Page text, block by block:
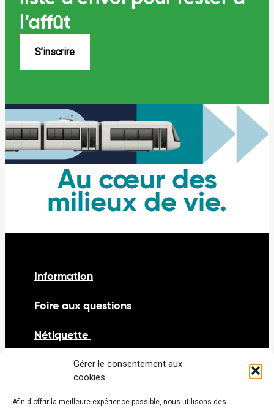
Gérer le consentement aux
cookies
Afin d'offrir la meilleure expérience possible, nous utilisons des
l’affût
S’inscrire
Au cœur des
milieux de vie.
Information
Foire aux questions
Nétiquette
Nous joindre